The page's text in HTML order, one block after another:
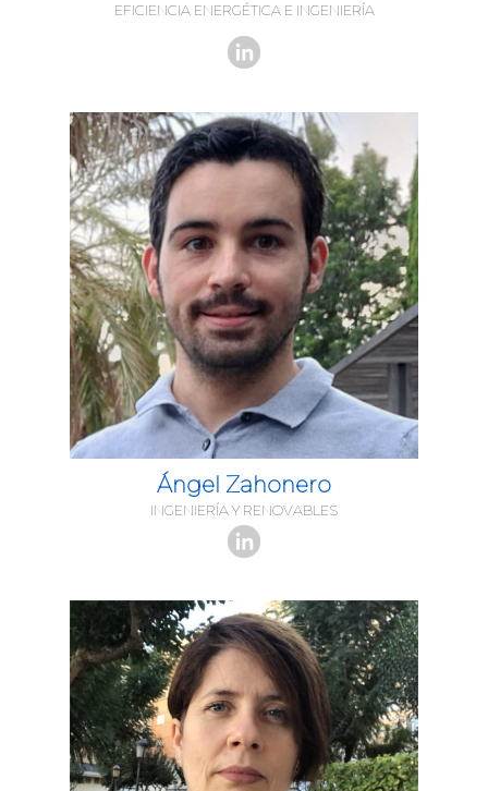
EFICIENCIA ENERGÉTICA E INGENIERÍA
Ángel Zahonero
INGENIERÍA Y RENOVABLES